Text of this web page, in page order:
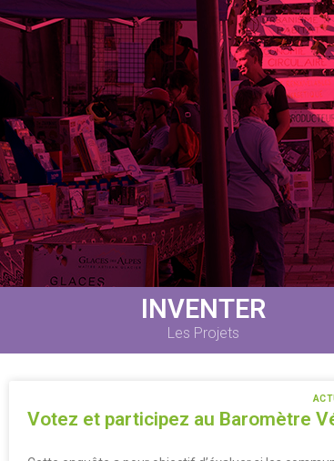
INVENTER
Les Projets
Votez et participez au Baromètre